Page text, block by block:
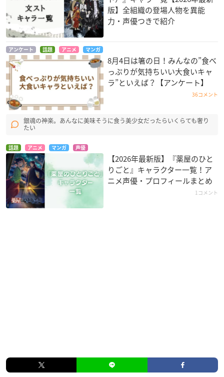
版】全組織の登場人物を異能
力・声優つきで紹介
アンケート 話題 アニメ マンガ
8月4日は箸の日！みんなの”食べ
っぷりが気持ちいい大食いキャ
ラ”といえば？【アンケート】
36コメント
銀魂の神楽。あんなに美味そうに食う美少女だったらいくらても奢り
たい
話題 アニメ マンガ 声優
【2026年最新版】『薬屋のひと
りごと』キャラクター一覧！ア
ニメ声優・プロフィールまとめ
1コメント